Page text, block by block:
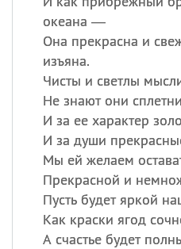
океана —
Она прекрасна и
изъяна.
Чисты и светлы
Не знают они
И за ее характер
И за души
Мы ей желаем
Прекрасной и
Пусть будет яркой
Как краски ягод
А счастье будет